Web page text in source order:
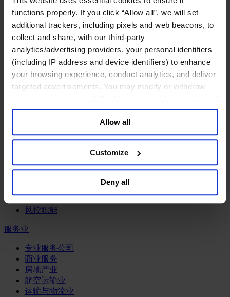
functions properly. If you click “Allow all”, we will set
additional trackers, including pixels and web beacons, to
collect and share, with our third-party
analytics/advertising providers, your personal identifiers
(including IP address and device identifiers) to enhance
your browsing experience, conduct analytics, and deliver
targeted advertisements. You may modify or withdraw
your consent or, in the US, object to the sale or sharing of
your data for targeted advertising, by clicking “Do Not
Sell or Share My Personal Information” in the footer of
the website. You must opt-out of each device and each
browser. For additional information and retention terms
general collection and use of personal information see
Allow all
Customize
Deny all
工业
化工与过程工业咨询团队
机械与工业技术
汽车与交通设备
能源业
金属与矿业
金融服务业
主权财富基金
保险业
投资银行、企业银行与金融市场
私募股权投资行业
财富管理
风控职能
服务业
专业服务公司
商业服务
房地产业
航空运输业
运输与物流业